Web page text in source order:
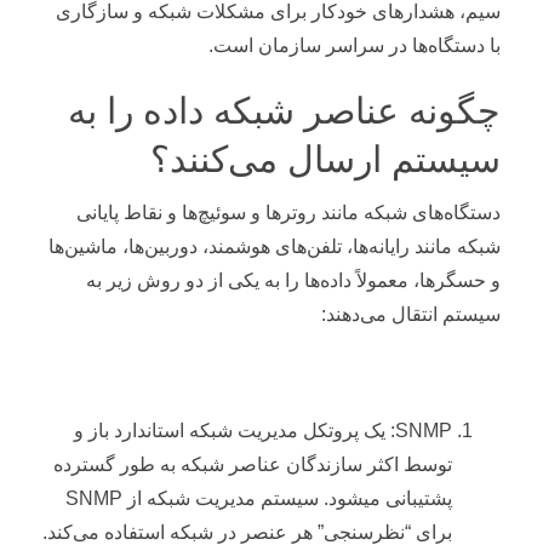
سیم، هشدارهای خودکار برای مشکلات شبکه و سازگاری
با دستگاه‌ها در سراسر سازمان است.
چگونه عناصر شبکه داده را به
سیستم ارسال می‌کنند؟
دستگاه‌های شبکه مانند روترها و سوئیچ‌ها و نقاط پایانی
شبکه مانند رایانه‌ها، تلفن‌های هوشمند، دوربین‌ها، ماشین‌ها
و حسگرها، معمولاً داده‌ها را به یکی از دو روش زیر به
سیستم انتقال می‌دهند:
SNMP: یک پروتکل مدیریت شبکه استاندارد باز و
توسط اکثر سازندگان عناصر شبکه به طور گسترده
پشتیبانی میشود. سیستم مدیریت شبکه از SNMP
برای “نظرسنجی” هر عنصر در شبکه استفاده می‌کند.